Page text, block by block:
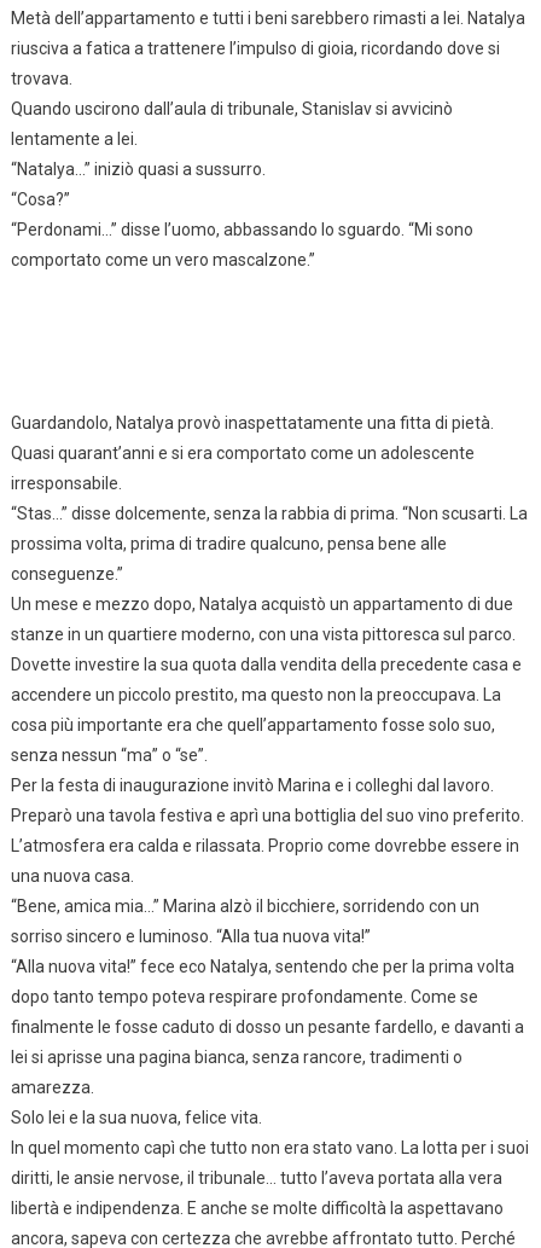
Metà dell’appartamento e tutti i beni sarebbero rimasti a lei. Natalya
riusciva a fatica a trattenere l’impulso di gioia, ricordando dove si
trovava.
Quando uscirono dall’aula di tribunale, Stanislav si avvicinò
lentamente a lei.
“Natalya…” iniziò quasi a sussurro.
“Cosa?”
“Perdonami…” disse l’uomo, abbassando lo sguardo. “Mi sono
comportato come un vero mascalzone.”
Guardandolo, Natalya provò inaspettatamente una fitta di pietà.
Quasi quarant’anni e si era comportato come un adolescente
irresponsabile.
“Stas…” disse dolcemente, senza la rabbia di prima. “Non scusarti. La
prossima volta, prima di tradire qualcuno, pensa bene alle
conseguenze.”
Un mese e mezzo dopo, Natalya acquistò un appartamento di due
stanze in un quartiere moderno, con una vista pittoresca sul parco.
Dovette investire la sua quota dalla vendita della precedente casa e
accendere un piccolo prestito, ma questo non la preoccupava. La
cosa più importante era che quell’appartamento fosse solo suo,
senza nessun “ma” o “se”.
Per la festa di inaugurazione invitò Marina e i colleghi dal lavoro.
Preparò una tavola festiva e aprì una bottiglia del suo vino preferito.
L’atmosfera era calda e rilassata. Proprio come dovrebbe essere in
una nuova casa.
“Bene, amica mia…” Marina alzò il bicchiere, sorridendo con un
sorriso sincero e luminoso. “Alla tua nuova vita!”
“Alla nuova vita!” fece eco Natalya, sentendo che per la prima volta
dopo tanto tempo poteva respirare profondamente. Come se
finalmente le fosse caduto di dosso un pesante fardello, e davanti a
lei si aprisse una pagina bianca, senza rancore, tradimenti o
amarezza.
Solo lei e la sua nuova, felice vita.
In quel momento capì che tutto non era stato vano. La lotta per i suoi
diritti, le ansie nervose, il tribunale… tutto l’aveva portata alla vera
libertà e indipendenza. E anche se molte difficoltà la aspettavano
ancora, sapeva con certezza che avrebbe affrontato tutto. Perché